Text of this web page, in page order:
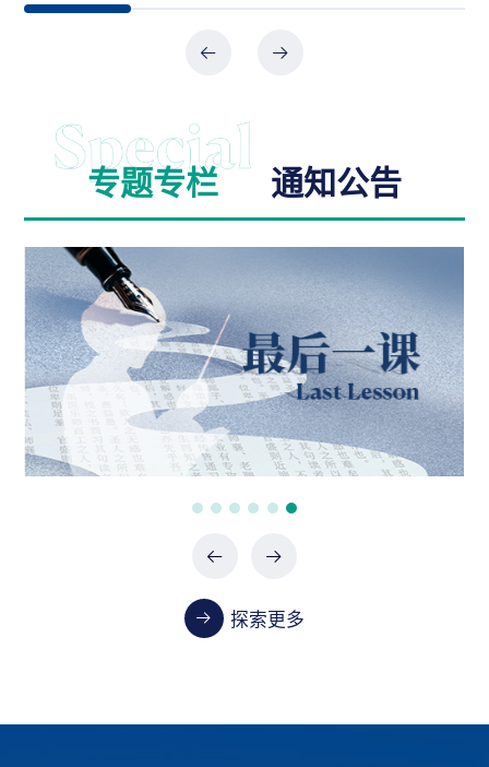
专题专栏 通知公告
探索更多
政府采购项目（0747-2660SCCZD088）中标结
果公告
07-24 / 2026
政府采购项目（XHTC-HW-2026-0487）中标结
果公告
政府采购项目（XHTC-HW-2026-0485）中标结
首都医科大学2023-2024学年本科教学质量报告